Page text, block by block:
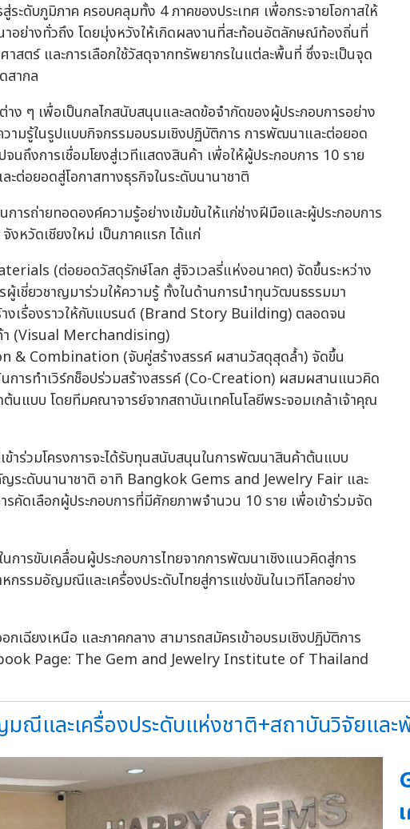
ะดับภูมิภาค ครอบคลุมทั้ง 4 ภาคของประเทศ เพื่อกระจายโอกาสให้
าอย่างทั่วถึง โดยมุ่งหวังให้เกิดผลงานที่สะท้อนอัตลักษณ์ท้องถิ่นที่
ตร์ และการเลือกใช้วัสดุจากทรัพยากรในแต่ละพื้นที่ ซึ่งจะเป็นจุด
สากล
ง ๆ เพื่อเป็นกลไกสนับสนุนและลดข้อจำกัดของผู้ประกอบการอย่าง
ามรู้ในรูปแบบกิจกรรมอบรมเชิงปฏิบัติการ การพัฒนาและต่อยอด
ถึงการเชื่อมโยงสู่เวทีแสดงสินค้า เพื่อให้ผู้ประกอบการ 10 ราย
ต่อยอดสู่โอกาสทางธุรกิจในระดับนานาชาติ
ารถ่ายทอดองค์ความรู้อย่างเข้มข้นให้แก่ช่างฝีมือและผู้ประกอบการ
หวัดเชียงใหม่ เป็นภาคแรก ได้แก่
(ต่อยอดวัสดุรักษ์โลก สู่จิวเวลรี่แห่งอนาคต) จัดขึ้นระหว่าง
เชี่ยวชาญมาร่วมให้ความรู้ ทั้งในด้านการนำทุนวัฒนธรรมมา
งเรื่องราวให้กับแบรนด์ (Brand Story Building) ตลอดจน
า (Visual Merchandising)
& Combination (จับคู่สร้างสรรค์ ผสานวัสดุสุดล้ำ) จัดขึ้น
การทำเวิร์กช็อปร่วมสร้างสรรค์ (Co-Creation) ผสมผสานแนวคิด
แบบ โดยทีมคณาจารย์จากสถาบันเทคโนโลยีพระจอมเกล้าเจ้าคุณ
ข้าร่วมโครงการจะได้รับทุนสนับสนุนในการพัฒนาสินค้าต้นแบบ
ญระดับนานาชาติ อาทิ Bangkok Gems and Jewelry Fair และ
ดเลือกผู้ประกอบการที่มีศักยภาพจำนวน 10 ราย เพื่อเข้าร่วมจัด
การขับเคลื่อนผู้ประกอบการไทยจากการพัฒนาเชิงแนวคิดสู่การ
กรรมอัญมณีและเครื่องประดับไทยสู่การแข่งขันในเวทีโลกอย่าง
กเฉียงเหนือ และภาคกลาง สามารถสมัครเข้าอบรมเชิงปฏิบัติการ
Page: The Gem and Jewelry Institute of Thailand
ณีและเครื่องประดับแห่งชาติ+สถาบันวิจัยแ